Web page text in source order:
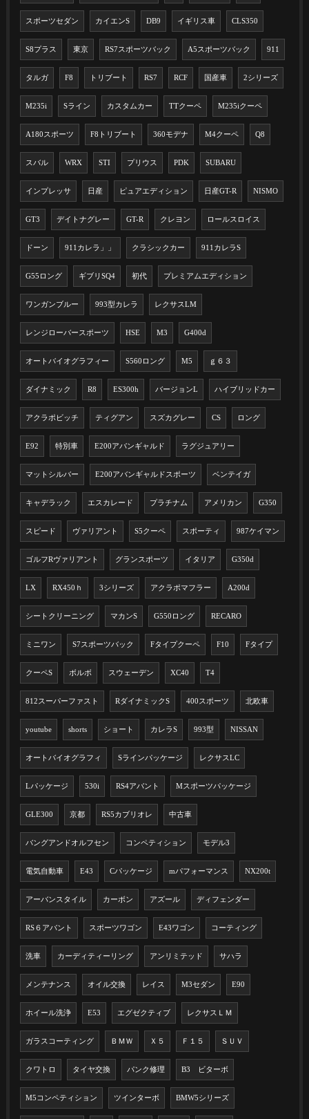
スポーツセダン カイエンS DB9 イギリス車 CLS350
S8プラス 東京 RS7スポーツバック A5スポーツバック 911
タルガ F8 トリブート RS7 RCF 国産車 2シリーズ
M235i Sライン カスタムカー TTクーペ M235iクーペ
A180スポーツ F8トリブート 360モデナ M4クーペ Q8
スバル WRX STI プリウス PDK SUBARU
インプレッサ 日産 ピュアエディション 日産GT-R NISMO
GT3 デイトナグレー GT-R クレヨン ロールスロイス
ドーン 911カレラ」」 クラシックカー 911カレラS
G55ロング ギブリSQ4 初代 プレミアムエディション
ワンガンブルー 993型カレラ レクサスLM
レンジローバースポーツ HSE M3 G400d
オートバイオグラフィー S560ロング M5 ｇ６３
ダイナミック R8 ES300h バージョンL ハイブリッドカー
アクラポビッチ ティグアン スズカグレー CS ロング
E92 特別車 E200アバンギャルド ラグジュアリー
マットシルバー E200アバンギャルドスポーツ ベンテイガ
キャデラック エスカレード プラチナム アメリカン G350
スピード ヴァリアント S5クーペ スポーティ 987ケイマン
ゴルフRヴァリアント グランスポーツ イタリア G350d
LX RX450ｈ 3シリーズ アクラポマフラー A200d
シートクリーニング マカンS G550ロング RECARO
ミニワン S7スポーツバック Fタイプクーペ F10 Fタイプ
クーペS ボルボ スウェーデン XC40 T4
812スーパーファスト RダイナミックS 400スポーツ 北欧車
youtube shorts ショート カレラS 993型 NISSAN
オートバイオグラフィ Sラインパッケージ レクサスLC
Lパッケージ 530i RS4アバント Mスポーツパッケージ
GLE300 京都 RS5カブリオレ 中古車
バングアンドオルフセン コンペティション モデル3
電気自動車 E43 Cパッケージ mパフォーマンス NX200t
アーバンスタイル カーボン アズール ディフェンダー
RS６アバント スポーツワゴン E43ワゴン コーティング
洗車 カーディティーリング アンリミテッド サハラ
メンテナンス オイル交換 レイス M3セダン E90
ホイール洗浄 E53 エグゼクティブ レクサスＬＭ
ガラスコーティング ＢＭＷ Ｘ５ Ｆ１５ ＳＵＶ
クワトロ タイヤ交換 パンク修理 B3 ビターボ
M5コンペティション ツインターボ BMW5シリーズ